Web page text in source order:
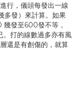
行，儀頭每發出一線
多發）來計算。如果
幾發至600發不等，
打的線數過多亦有風
還是有創傷的，就算